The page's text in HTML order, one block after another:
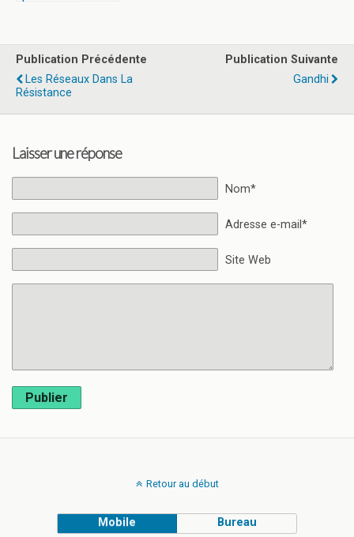
Publication Précédente
Les Réseaux Dans La
Résistance
Publication Suivante
Gandhi
Laisser une réponse
Nom*
Adresse e-mail*
Site Web
Publier
Retour au début
Mobile Bureau